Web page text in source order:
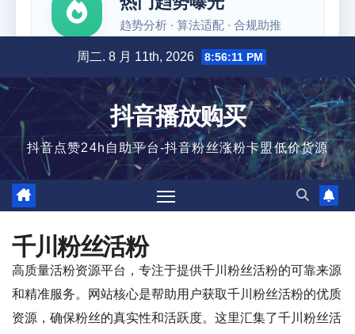
内
容
周二. 8 月 11th, 2026 8:56:12 PM
抖音播放购买
抖音点赞24h自助平台-抖音粉丝涨粉卡盟低价货源
千川粉丝活粉
高质量活粉资源平台，专注于提供千川粉丝活粉的可靠来源
和精准服务。网站核心是帮助用户获取千川粉丝活粉的优质
资源，确保粉丝的真实性和活跃度。这里汇集了千川粉丝活